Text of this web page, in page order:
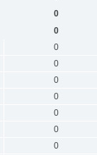
0
0
0
0
0
0
0
0
0